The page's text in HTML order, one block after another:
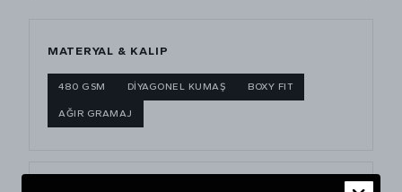
MATERYAL & KALIP
480 GSM DİYAGONEL KUMAŞ BOXY FIT
AĞIR GRAMAJ